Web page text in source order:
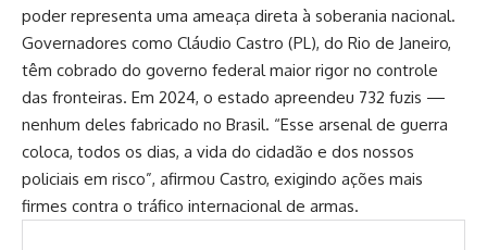
poder representa uma ameaça direta à soberania nacional.
Governadores como Cláudio Castro (PL), do Rio de Janeiro,
têm cobrado do governo federal maior rigor no controle
das fronteiras. Em 2024, o estado apreendeu 732 fuzis —
nenhum deles fabricado no Brasil. “Esse arsenal de guerra
coloca, todos os dias, a vida do cidadão e dos nossos
policiais em risco”, afirmou Castro, exigindo ações mais
firmes contra o tráfico internacional de armas.